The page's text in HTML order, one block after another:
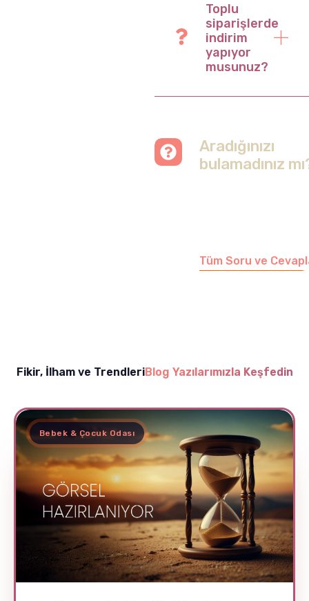
Toplu
siparişlerde
indirim
yapıyor
musunuz?
Aradığınızı
bulamadınız
Tüm Soru ve
Fikir, İlham ve TrendleriBlog Yazılarımızla Keşfedin
Bebek & Çocuk Odası